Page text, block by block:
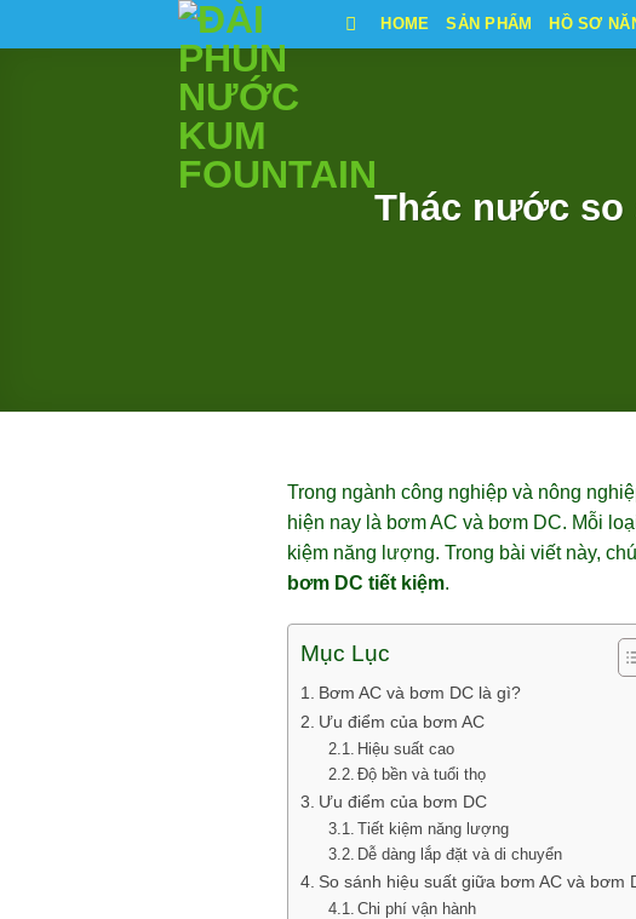
qua
HOME SẢN PHẨM HỒ SƠ
Thác nước so
Trong ngành công nghiệp và nông
hiện nay là bơm AC và bơm DC. Mỗi
kiệm năng lượng. Trong bài viết này,
bơm DC tiết kiệm.
Mục Lục
Bơm AC và bơm DC là gì?
Ưu điểm của bơm AC
Hiệu suất cao
Độ bền và tuổi thọ
Ưu điểm của bơm DC
Tiết kiệm năng lượng
Dễ dàng lắp đặt và di chuyển
So sánh hiệu suất giữa bơm AC và bơm
Chi phí vận hành